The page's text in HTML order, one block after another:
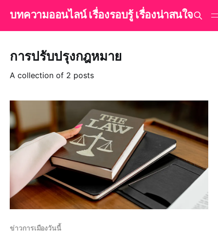
บทความออนไลน์ เรื่องรอบรู้ เรื่องน่าสนใจ
การปรับปรุงกฎหมาย
A collection of 2 posts
ข่าวการเมืองวันนี้